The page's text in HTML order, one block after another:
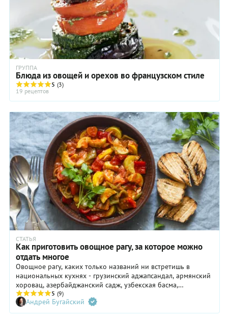
ГРУППА
Блюда из овощей и орехов во французском стиле
5 (3)
19 рецептов
СТАТЬЯ
Как приготовить овощное рагу, за которое можно
отдать многое
Овощное рагу, каких только названий ни встретишь в
национальных кухнях - грузинский аджапсандал, армянский
хоровац, азербайджанский садж, узбекская басма,
молдавская яхния. Отдадим должное этому замечательному
блюду и приготовим овощное рагу в разных национальных
вариациях.
5 (9)
Андрей Бугайский